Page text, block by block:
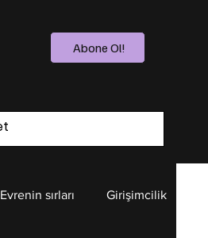
Abone Ol!
Evrenin sırları Girişimcilik